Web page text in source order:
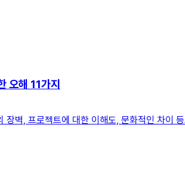
오해 11가지
장벽, 프로젝트에 대한 이해도, 문화적인 차이